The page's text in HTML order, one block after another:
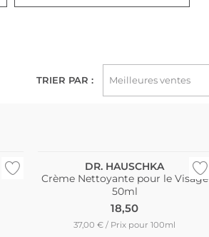
TRIER PAR :
DR. HAUSCHKA
Crème Nettoyante pour le Visage
50ml
18,50
37,00 € / Prix pour 100ml